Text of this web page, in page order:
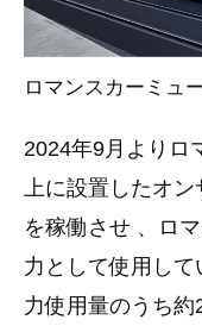
ロマンスカーミュ
2024年9月よりロ
上に設置したオ
を稼働させ 、ロ
力として使用し
力使用量のうち